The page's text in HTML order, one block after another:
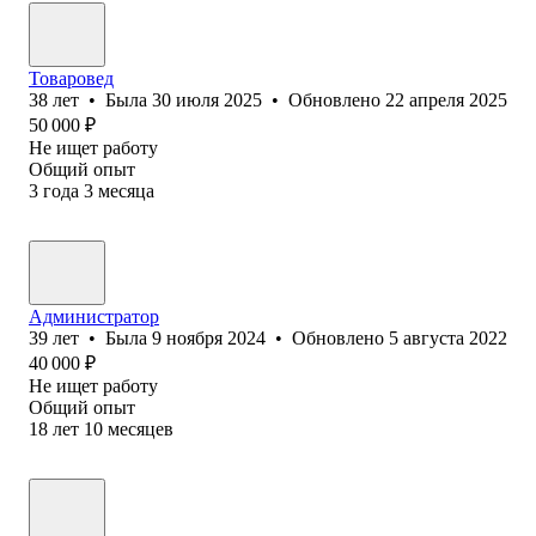
Товаровед
38 лет • Была 30 июля 2025 • Обновлено 22 апреля 2025
50 000 ₽
Не ищет работу
Общий опыт
3 года 3 месяца
Администратор
39 лет • Была 9 ноября 2024 • Обновлено 5 августа 2022
40 000 ₽
Не ищет работу
Общий опыт
18 лет 10 месяцев